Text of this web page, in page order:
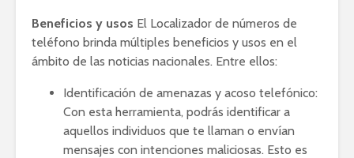
Beneficios y usos El Localizador de números de
teléfono brinda múltiples beneficios y usos en el
ámbito de las noticias nacionales. Entre ellos:
Identificación de amenazas y acoso telefónico:
Con esta herramienta, podrás identificar a
aquellos individuos que te llaman o envían
mensajes con intenciones maliciosas. Esto es